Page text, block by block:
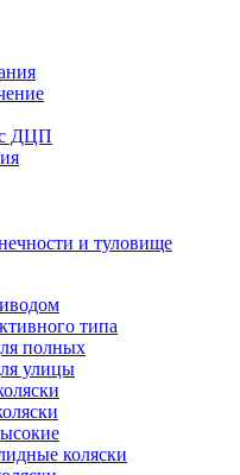
с ДЦП
и туловище
типа
полных
улицы
коляски